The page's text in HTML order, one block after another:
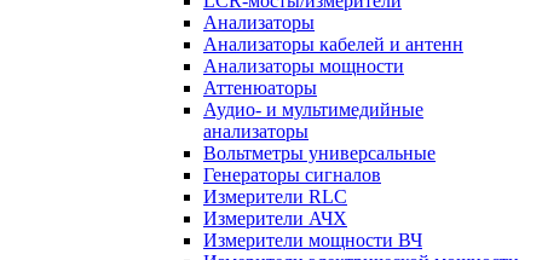
Анализаторы
Анализаторы кабелей и антенн
Анализаторы мощности
Аттенюаторы
Аудио- и мультимедийные
анализаторы
Вольтметры универсальные
Генераторы сигналов
Измерители RLC
Измерители АЧХ
Измерители мощности ВЧ